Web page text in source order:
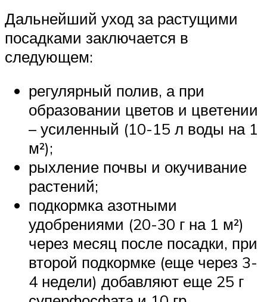
Дальнейший уход за растущими
посадками заключается в
следующем:
регулярный полив, а при
образовании цветов и цветении
– усиленный (10-15 л воды на 1
м²);
рыхление почвы и окучивание
растений;
подкормка азотными
удобрениями (20-30 г на 1 м²)
через месяц после посадки, при
второй подкормке (еще через 3-
4 недели) добавляют еще 25 г